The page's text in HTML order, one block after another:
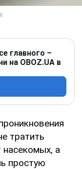
главного –
на OBOZ.UA в
тратить
насекомых, а
простую